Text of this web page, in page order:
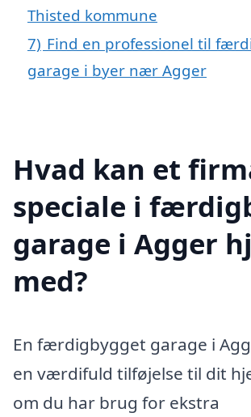
Thisted kommune
7) Find en professionel til
garage i byer nær Agger
Hvad kan et
speciale i
garage i Agger
med?
En færdigbygget garage i
en værdifuld tilføjelse til dit
om du har brug for ekstra